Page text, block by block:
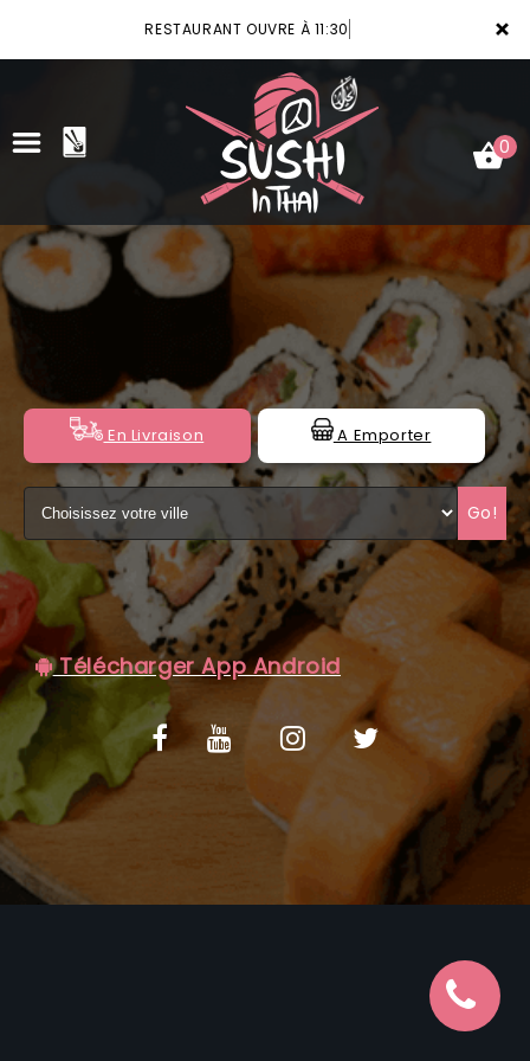
×
RESTAURANT OUVRE À 11:30
ACCUEIL
VOTRE COMPTE
NOTRE RESTAURANT
VOS AVIS
MENTIONS LÉGALES
C.G.V
0
En Livraison A Emporter
Go!
Télécharger App Android